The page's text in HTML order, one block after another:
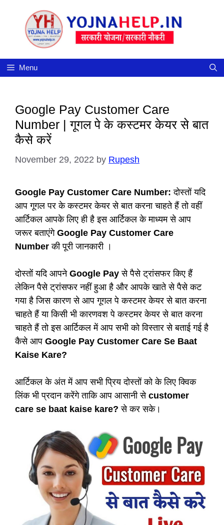
content
Menu
Google Pay Customer Care
Number | गूगल पे के कस्टमर केयर से बात
कैसे करें
November 29, 2022 by Rupesh
Google Pay Customer Care Number: दोस्तों यदि
आप गूगल पर के कस्टमर केयर से बात करना चाहते हैं तो वहीं
आर्टिकल आपके लिए ही है इस आर्टिकल के माध्यम से आप
जरूर बताएंगे Google Pay Customer Care
Numberकी पूरी जानकारी ।
दोस्तों यदि आपने Google Payसे पैसे ट्रांसफर किए हैं
लेकिन पैसे ट्रांसफर नहीं हुआ है और आपके खाते से पैसे कट
गया है जिस कारण से आप गूगल पे कस्टमर केयर से बात करना
चाहते हैं या किसी भी कारणवश पे कस्टमर केयर से बात करना
चाहते हैं तो इस आर्टिकल में आप सभी को विस्तार से बताई गई है
कैसे आप Google Pay Customer Care Se Baat
Kaise Kare?
आर्टिकल के अंत में आप सभी प्रिय दोस्तों को के लिए क्विक
लिंक भी प्रदान करेंगे ताकि आप आसानी से customer
care se baat kaise kare?से कर सके।